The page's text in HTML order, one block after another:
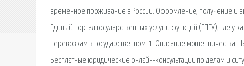
временное проживание в России. Оформление, получение и
Единый портал государственных услуг и функций (ЕПГУ), где
перевозкам в государственном. 1. Описание мошенничества.
Бесплатные юридические онлайн-консультации по делам и